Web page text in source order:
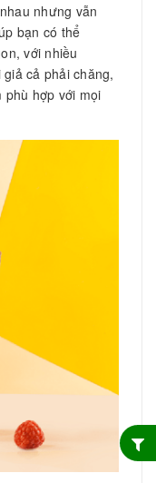
nhưng vẫn
bạn có thể
với nhiều
cả phải chăng,
phù hợp với mọi